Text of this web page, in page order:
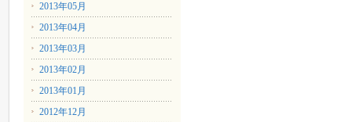
2013年05月
2013年04月
2013年03月
2013年02月
2013年01月
2012年12月